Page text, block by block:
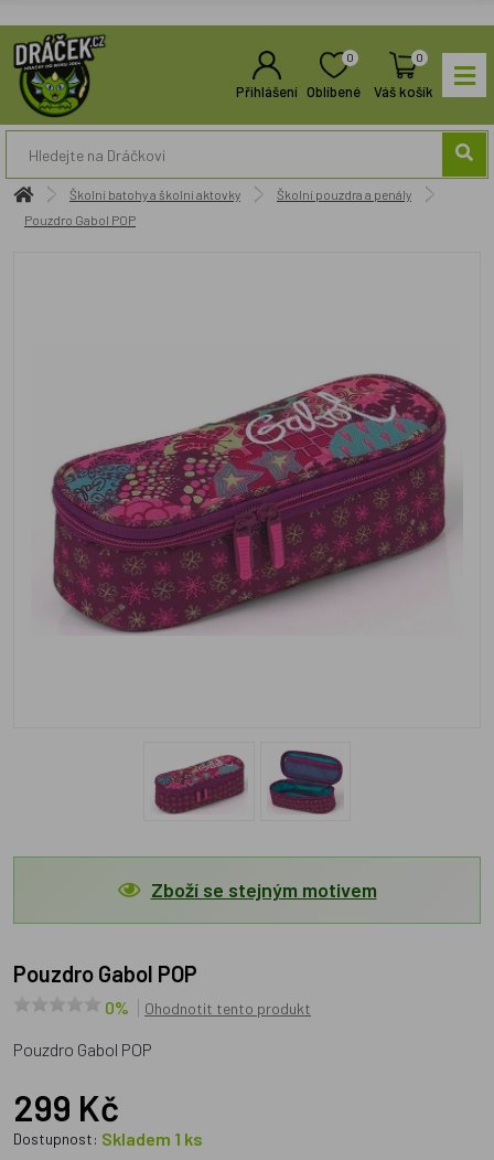
Přihlášení
0
Oblíbené
0
Váš košík
Školní batohy a školní aktovky
Školní pouzdra a penály
Pouzdro Gabol POP
Zboží se stejným motivem
Pouzdro Gabol POP
0% Ohodnotit tento produkt
Pouzdro Gabol POP
299 Kč
Dostupnost: Skladem 1 ks